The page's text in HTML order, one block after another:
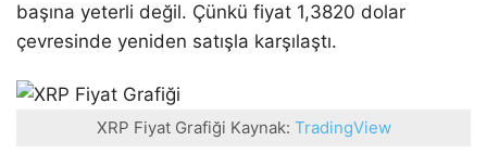
başına yeterli değil. Çünkü fiyat 1,3820 dolar
çevresinde yeniden satışla karşılaştı.
XRP Fiyat Grafiği Kaynak: TradingView